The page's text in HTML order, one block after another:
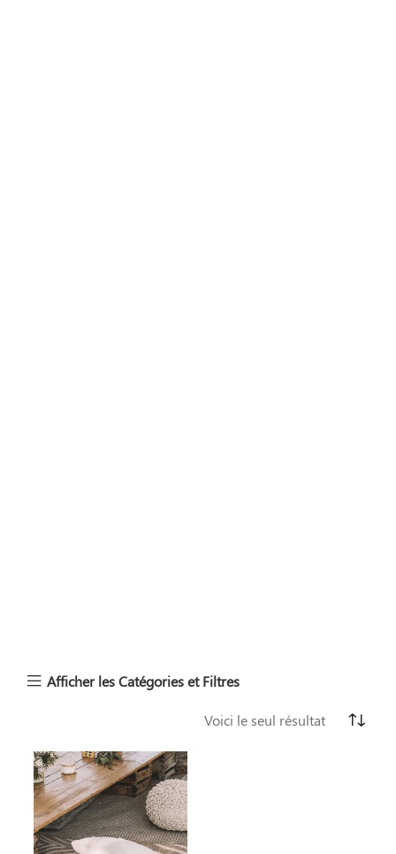
Afficher les Catégories et Filtres
Voici le seul résultat